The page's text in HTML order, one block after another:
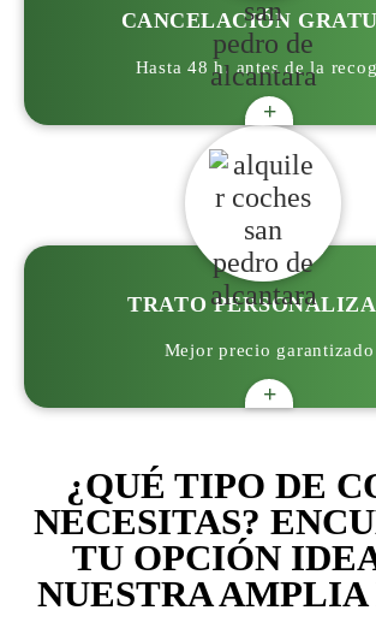
CANCELACIÓN
Hasta 48 h. antes de la
+
TRATO
Mejor precio garantizado
+
¿QUÉ TIPO DE
NECESITAS?
TU OPCIÓN
NUESTRA